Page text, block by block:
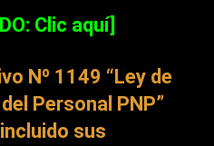
Clic aquí]
Nº 1149 “Ley de
Personal PNP”
sus